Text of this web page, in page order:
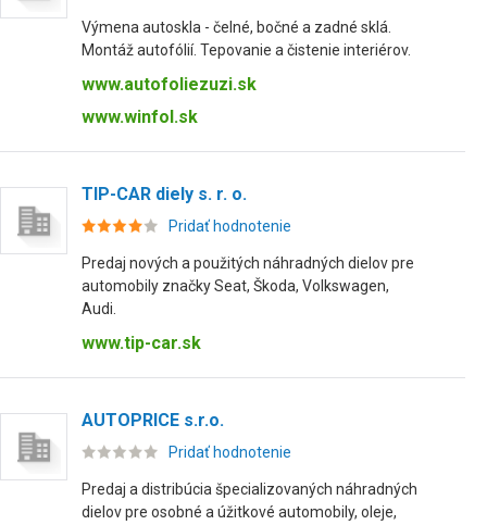
Výmena autoskla - čelné, bočné a zadné sklá.
Montáž autofólií. Tepovanie a čistenie interiérov.
www.autofoliezuzi.sk
www.winfol.sk
TIP-CAR diely s. r. o.
Pridať hodnotenie
Predaj nových a použitých náhradných dielov pre
automobily značky Seat, Škoda, Volkswagen,
Audi.
www.tip-car.sk
AUTOPRICE s.r.o.
Pridať hodnotenie
Predaj a distribúcia špecializovaných náhradných
dielov pre osobné a úžitkové automobily, oleje,